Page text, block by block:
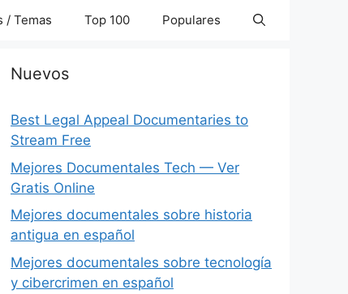
/ Temas Top 100 Populares
Nuevos
Best Legal Appeal Documentaries to
Stream Free
Mejores Documentales Tech — Ver
Gratis Online
Mejores documentales sobre historia
antigua en español
Mejores documentales sobre tecnología
y cibercrimen en español